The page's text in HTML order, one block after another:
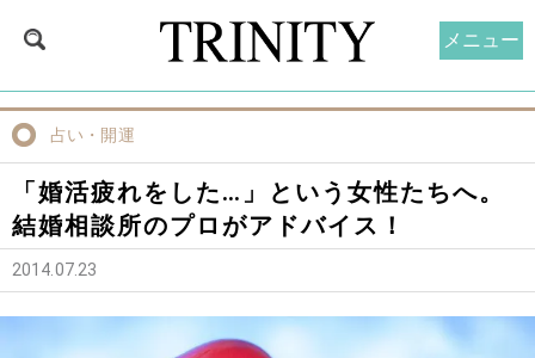
占い・開運
「婚活疲れをした…」という女性たちへ。
結婚相談所のプロがアドバイス！
2014.07.23
メニュー